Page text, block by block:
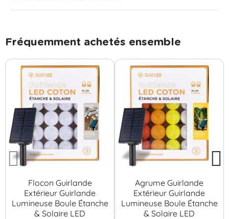
Fréquemment achetés ensemble
Flocon Guirlande
Extérieur Guirlande
Lumineuse Boule Étanche
& Solaire LED
Agrume Guirlande
Extérieur Guirlande
Lumineuse Boule Étanche
& Solaire LED